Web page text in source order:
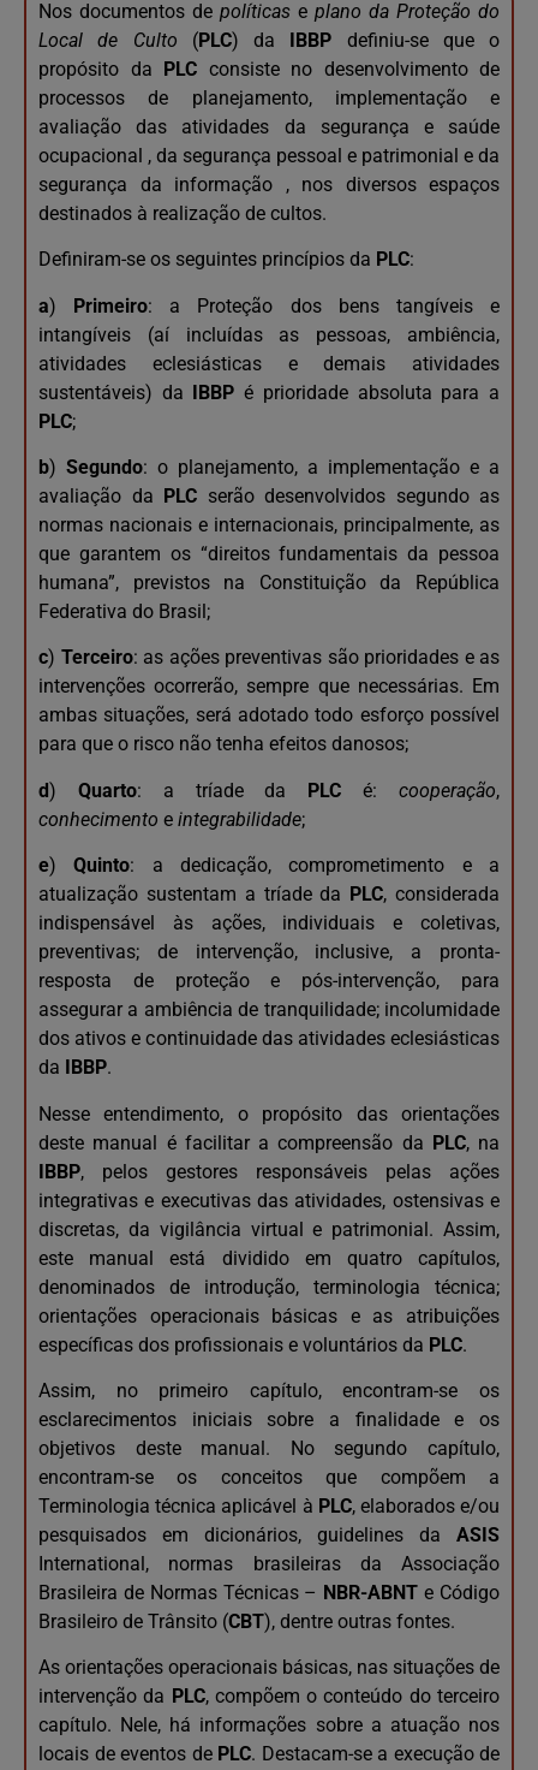
Nos documentos de políticas e plano da Proteção do
Local de Culto (PLC) da IBBP definiu-se que o
propósito da PLC consiste no desenvolvimento de
processos de planejamento, implementação e
avaliação das atividades da segurança e saúde
ocupacional , da segurança pessoal e patrimonial e da
segurança da informação , nos diversos espaços
destinados à realização de cultos.
Definiram-se os seguintes princípios da PLC:
a) Primeiro: a Proteção dos bens tangíveis e
intangíveis (aí incluídas as pessoas, ambiência,
atividades eclesiásticas e demais atividades
sustentáveis) da IBBP é prioridade absoluta para a
PLC;
b) Segundo: o planejamento, a implementação e a
avaliação da PLC serão desenvolvidos segundo as
normas nacionais e internacionais, principalmente, as
que garantem os “direitos fundamentais da pessoa
humana”, previstos na Constituição da República
Federativa do Brasil;
c) Terceiro: as ações preventivas são prioridades e as
intervenções ocorrerão, sempre que necessárias. Em
ambas situações, será adotado todo esforço possível
para que o risco não tenha efeitos danosos;
d) Quarto: a tríade da PLC é:cooperação,
conhecimento e integrabilidade;
e)Quinto: a dedicação, comprometimento e a
atualização sustentam a tríade da PLC, considerada
indispensável às ações, individuais e coletivas,
preventivas; de intervenção, inclusive, a pronta-
resposta de proteção e pós-intervenção, para
assegurar a ambiência de tranquilidade; incolumidade
dos ativos e continuidade das atividades eclesiásticas
da
IBBP.
Nesse entendimento, o propósito das orientações
deste manual é facilitar a compreensão da PLC, na
IBBP, pelos gestores responsáveis pelas ações
integrativas e executivas das atividades, ostensivas e
discretas, da vigilância virtual e patrimonial. Assim,
este manual está dividido em quatro capítulos,
denominados de introdução, terminologia técnica;
orientações operacionais básicas e as atribuições
específicas dos profissionais e voluntários da PLC.
Assim, no primeiro capítulo, encontram-se os
esclarecimentos iniciais sobre a finalidade e os
objetivos deste manual. No segundo capítulo,
encontram-se os conceitos que compõem a
Terminologia técnica aplicável à PLC, elaborados e/ou
pesquisados em dicionários, guidelines da ASIS
International, normas brasileiras da Associação
Brasileira de Normas Técnicas – NBR-ABNT e Código
Brasileiro de Trânsito (CBT), dentre outras fontes.
As orientações operacionais básicas, nas situações de
intervenção da PLC, compõem o conteúdo do terceiro
capítulo. Nele, há informações sobre a atuação nos
locais de eventos de PLC. Destacam-se a execução de